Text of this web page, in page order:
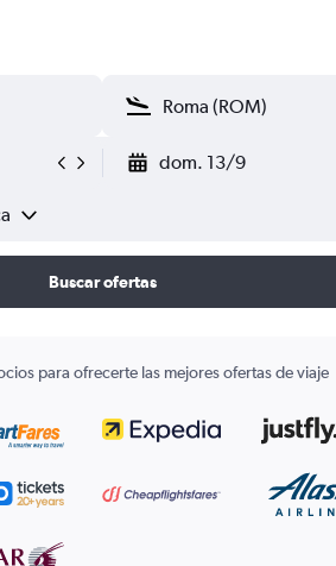
dom. 13/9
Buscar ofertas
para ofrecerte las mejores ofertas de viaje